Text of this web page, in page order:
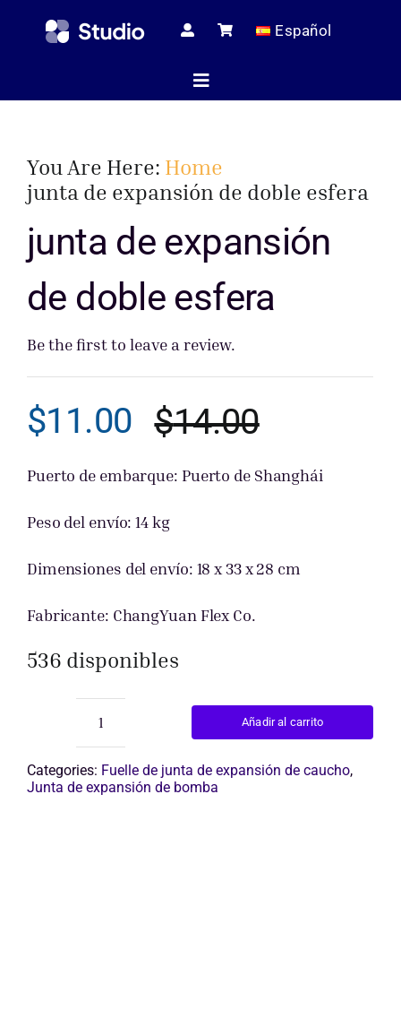
Español
Toggle
Artículos
You Are Here: Home
junta de expansión de doble esfera
junta de expansión
de doble esfera
Be the first to leave a review.
$14.00El
precio
era:
$11.00
El
precio
es:
Puerto de embarque: Puerto de Shanghái
Peso del envío: 14 kg
Dimensiones del envío: 18 x 33 x 28 cm
Fabricante: ChangYuan Flex Co.
536 disponibles
junta
de
expansión
de
Añadir al carrito
Categories: Fuelle de junta de expansión de caucho,
Junta de expansión de bomba